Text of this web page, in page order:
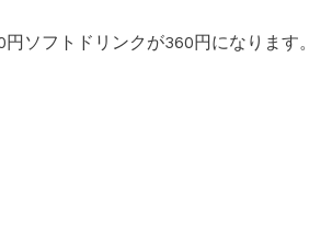
ソフトドリンクが360円になります。